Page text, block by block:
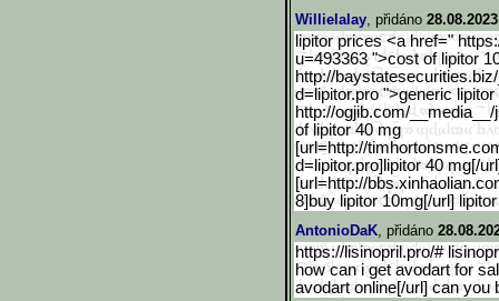
Willielalay, přidáno
lipitor prices <a href="
u=493363 ">cost of lipitor
http://baystatesecurities.biz/
d=lipitor.pro ">generic
http://ogjib.com/__media__/
of lipitor 40 mg
[url=http://timhortonsme.
d=lipitor.pro]lipitor 40 mg[/
[url=http://
8]buy lipitor 10mg[/url]
AntonioDaK, přidáno
https://lisinopril.pro/#
how can i get avodart for
avodart online[/url] can you